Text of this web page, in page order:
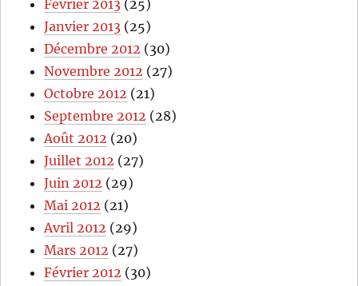
Février 2013 (25)
Janvier 2013 (25)
Décembre 2012 (30)
Novembre 2012 (27)
Octobre 2012 (21)
Septembre 2012 (28)
Août 2012 (20)
Juillet 2012 (27)
Juin 2012 (29)
Mai 2012 (21)
Avril 2012 (29)
Mars 2012 (27)
Février 2012 (30)